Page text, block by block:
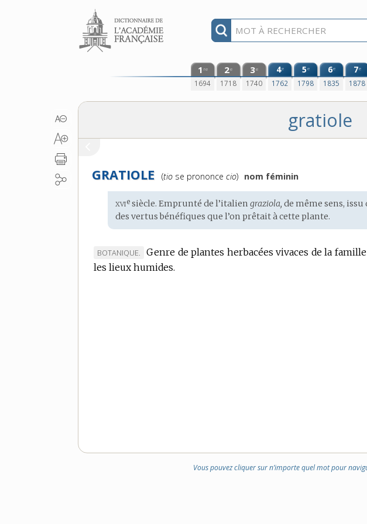
Aller au contenu
1 re
1694
2e
1718
3e
1740
4e
1762
5e
1798
6e
1835
7e
1878
gratiole
GRATIOLE
Prononciation
(tio se prononcecio) nom féminin
Étymologie
:
xvie siècle. Emprunté de l’italien graziola, de même sens,
des vertus bénéfiques que l’on prêtait à cette plante.
MARQUE
DE
BOTANIQUE.
Genre de plantes herbacées vivaces de la
les lieux humides.
Vous pouvez cliquer sur n’importe quel mot pour